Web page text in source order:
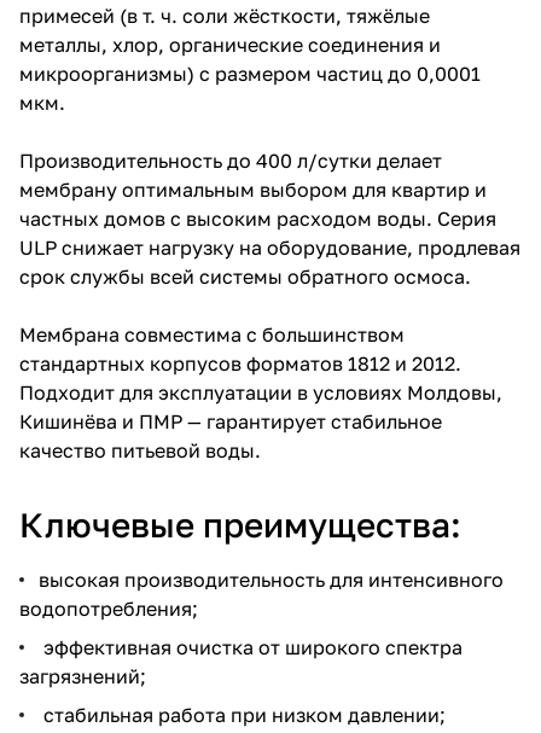
примесей (в т. ч. соли жёсткости, тяжёлые
металлы, хлор, органические соединения и
микроорганизмы) с размером частиц до 0,0001
мкм.
Производительность до 400 л/сутки делает
мембрану оптимальным выбором для квартир и
частных домов с высоким расходом воды. Серия
ULP снижает нагрузку на оборудование, продлевая
срок службы всей системы обратного осмоса.
Мембрана совместима с большинством
стандартных корпусов форматов 1812 и 2012.
Подходит для эксплуатации в условиях Молдовы,
Кишинёва и ПМР — гарантирует стабильное
качество питьевой воды.
Ключевые преимущества:
высокая производительность для интенсивного
водопотребления;
эффективная очистка от широкого спектра
загрязнений;
стабильная работа при низком давлении;